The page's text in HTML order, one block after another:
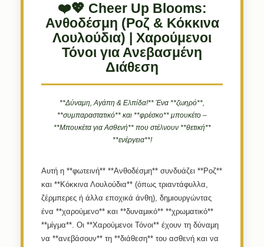
❤️💖 Cheer Up Blooms:
Ανθοδέσμη (Ροζ & Κόκκινα
Λουλούδια) | Χαρούμενοι
Τόνοι για Ανεβασμένη
Διάθεση
**Δύναμη, Αγάπη & Ελπίδα!** Ένα **ζωηρό**,
**συμπαραστατικό** και **φρέσκο** μπουκέτο –
**Μπουκέτα για Ασθενή** που στέλνουν **θετική**
**ενέργεια**!
Αυτή η **φωτεινή** **Ανθοδέσμη** συνδυάζει **Ροζ**
και **Κόκκινα Λουλούδια** (όπως τριαντάφυλλα,
ζέρμπερες ή άλλα εποχικά άνθη), δημιουργώντας
ένα **χαρούμενο** και **δυναμικό** **χρωματικό**
**μίγμα**. Οι **Χαρούμενοι Τόνοι** έχουν τη δύναμη
να **ανεβάσουν** τη **διάθεση** του ασθενή και να